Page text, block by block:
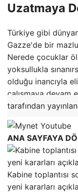
Uzatmaya
Türkiye gibi
Gazze'de bir
Nerede çocuklar
yoksullukla
olduğu inancıyla
çalışmaya devam
tarafından
ANA SAYFAYA
Kabine toplantısı
yeni kararları